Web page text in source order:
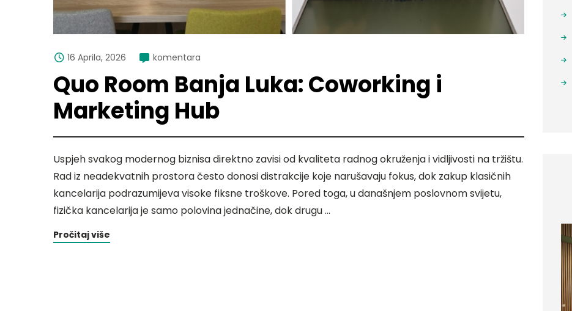
16 Aprila, 2026 komentara
Quo Room Banja Luka: Coworking i
Marketing Hub
Uspjeh svakog modernog biznisa direktno zavisi od kvaliteta radnog okruženja i vidljivosti na tržištu.
Rad iz neadekvatnih prostora često donosi distrakcije koje narušavaju fokus, dok zakup klasičnih
kancelarija podrazumijeva visoke fiksne troškove. Pored toga, u današnjem poslovnom svijetu,
fizička kancelarija je samo polovina jednačine, dok drugu …
Pročitaj više